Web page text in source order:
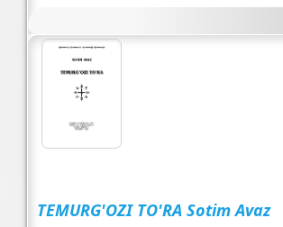
TEMURG'OZI TO'RA Sotim Avaz